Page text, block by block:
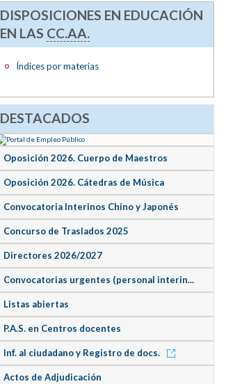
DISPOSICIONES EN EDUCACIÓN
EN LAS CC.AA.
Índices por materias
DESTACADOS
Oposición 2026. Cuerpo de Maestros
Oposición 2026. Cátedras de Música
Convocatoria Interinos Chino y Japonés
Concurso de Traslados 2025
Directores 2026/2027
Convocatorias urgentes (personal interin...
Listas abiertas
P.A.S. en Centros docentes
Inf. al ciudadano y Registro de docs.
Actos de Adjudicación